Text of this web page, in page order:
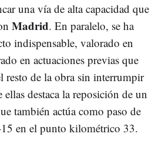
una vía de alta capacidad que
Madrid. En paralelo, se ha
indispensable, valorado en
en actuaciones previas que
resto de la obra sin interrumpir
destaca la reposición de un
también actúa como paso de
en el punto kilométrico 33.